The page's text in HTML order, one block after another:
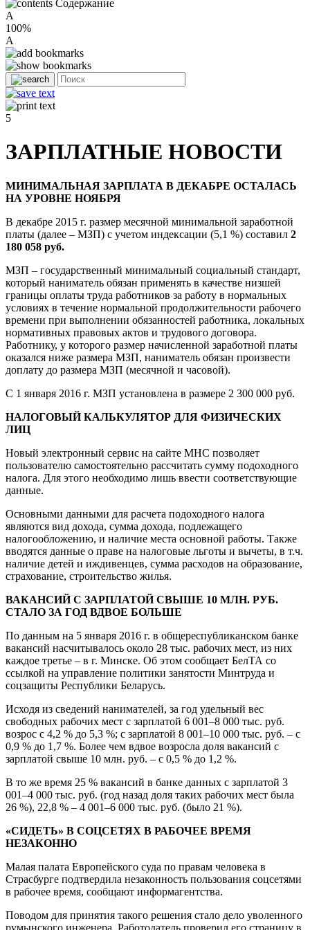
Содержание
A
100%
A
5
ЗАРПЛАТНЫЕ НОВОСТИ
МИНИМАЛЬНАЯ ЗАРПЛАТА В ДЕКАБРЕ ОСТАЛАСЬ
НА УРОВНЕ НОЯБРЯ
В декабре 2015 г. размер месячной минимальной заработной
платы (далее – МЗП) с учетом индексации (5,1 %) составил 2
180 058 руб.
МЗП – государственный минимальный социальный стандарт,
который наниматель обязан применять в качестве низшей
границы оплаты труда работников за работу в нормальных
условиях в течение нормальной продолжительности рабочего
времени при выполнении обязанностей работника, локальных
нормативных правовых актов и трудового договора.
Работнику, у которого размер начисленной заработной платы
оказался ниже размера МЗП, наниматель обязан произвести
доплату до размера МЗП (месячной и часовой).
С 1 января 2016 г. МЗП установлена в размере 2 300 000 руб.
НАЛОГОВЫЙ КАЛЬКУЛЯТОР ДЛЯ ФИЗИЧЕСКИХ
ЛИЦ
Новый электронный сервис на сайте МНС позволяет
пользователю самостоятельно рассчитать сумму подоходного
налога. Для этого необходимо лишь ввести соответствующие
данные.
Основными данными для расчета подоходного налога
являются вид дохода, сумма дохода, подлежащего
налогообложению, и наличие места основной работы. Также
вводятся данные о праве на налоговые льготы и вычеты, в т.ч.
наличие детей и иждивенцев, сумма расходов на образование,
страхование, строительство жилья.
ВАКАНСИЙ С ЗАРПЛАТОЙ СВЫШЕ 10 МЛН. РУБ.
СТАЛО ЗА ГОД ВДВОЕ БОЛЬШЕ
По данным на 5 января 2016 г. в общереспубликанском банке
вакансий насчитывалось около 28 тыс. рабочих мест, из них
каждое третье – в г. Минске. Об этом сообщает БелТА со
ссылкой на управление политики занятости Минтруда и
соцзащиты Республики Беларусь.
Исходя из сведений нанимателей, за год удельный вес
свободных рабочих мест с зарплатой 6 001–8 000 тыс. руб.
возрос с 4,2 % до 5,3 %; с зарплатой 8 001–10 000 тыс. руб. – с
0,9 % до 1,7 %. Более чем вдвое возросла доля вакансий с
зарплатой свыше 10 млн. руб. – с 0,5 % до 1,2 %.
В то же время 25 % вакансий в банке данных с зарплатой 3
001–4 000 тыс. руб. (год назад доля таких рабочих мест была
26 %), 22,8 % – 4 001–6 000 тыс. руб. (было 21 %).
«СИДЕТЬ» В СОЦСЕТЯХ В РАБОЧЕЕ ВРЕМЯ
НЕЗАКОННО
Малая палата Европейского суда по правам человека в
Страсбурге подтвердила незаконность пользования соцсетями
в рабочее время, сообщают информагентства.
Поводом для принятия такого решения стало дело уволенного
румынского инженера. Работодатель проверил его страницу в